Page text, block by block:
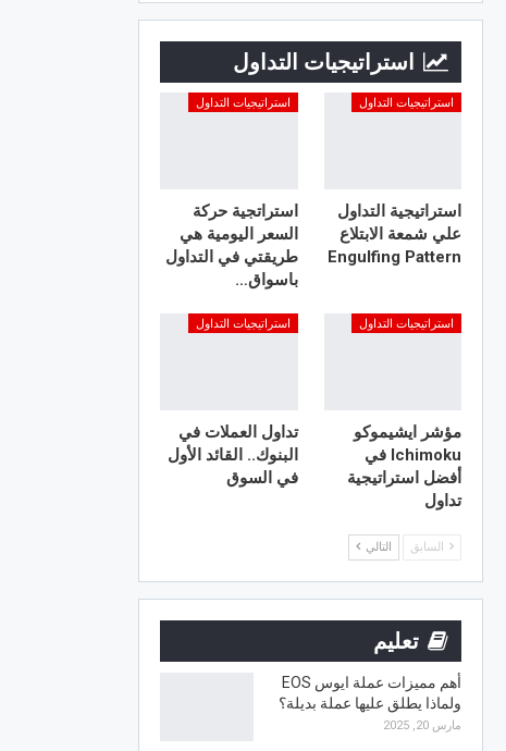
استراتيجيات التداول
استراتيجيات التداول
استراتيجية التداول
علي شمعة الابتلاع
Engulfing Pattern
استراتيجيات التداول
استراتجية حركة
السعر اليومية هي
طريقتي في التداول
باسواق…
استراتيجيات التداول
مؤشر ايشيموكو
Ichimoku في
أفضل استراتيجية
تداول
استراتيجيات التداول
تداول العملات في
البنوك.. القائد الأول
في السوق
السابق التالي
تعليم
أهم مميزات عملة ايوس EOS
ولماذا يطلق عليها عملة بديلة؟
مارس 20, 2025